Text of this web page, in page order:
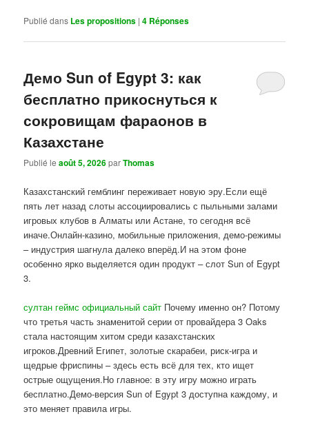
Publié dans Les propositions |4 Réponses
Демо Sun of Egypt 3: как
бесплатно прикоснуться к
сокровищам фараонов в
Казахстане
Publié leaoût 5, 2026parThomas
Казахстанский гемблинг переживает новую эру.Если ещё
пять лет назад слоты ассоциировались с пыльными залами
игровых клубов в Алматы или Астане, то сегодня всё
иначе.Онлайн-казино, мобильные приложения, демо-режимы
– индустрия шагнула далеко вперёд.И на этом фоне
особенно ярко выделяется один продукт – слот Sun of Egypt
3.
султан геймс официальный сайт Почему именно он? Потому
что третья часть знаменитой серии от провайдера 3 Oaks
стала настоящим хитом среди казахстанских
игроков.Древний Египет, золотые скарабеи, риск-игра и
щедрые фриспины – здесь есть всё для тех, кто ищет
острые ощущения.Но главное: в эту игру можно играть
бесплатно.Демо-версия Sun of Egypt 3 доступна каждому, и
это меняет правила игры.